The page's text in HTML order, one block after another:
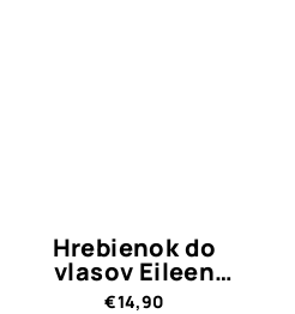
Hrebienok do
vlasov Eileen
Silver
€14,90